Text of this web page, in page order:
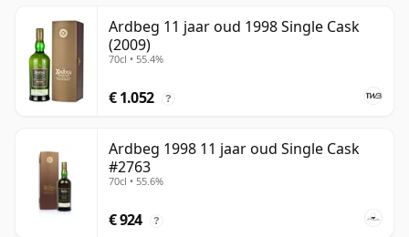
Ardbeg 11 jaar oud 1998 Single Cask
(2009)
70cl • 55.4%
€ 1.052 ?
Ardbeg 1998 11 jaar oud Single Cask
#2763
70cl • 55.6%
€ 924 ?